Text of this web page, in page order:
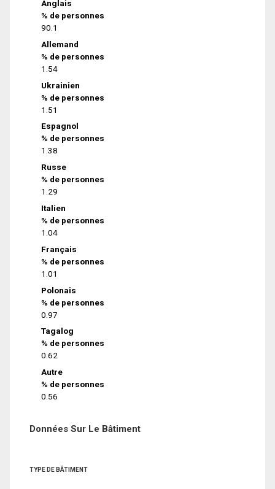
Anglais
% de personnes
90.1
Allemand
% de personnes
1.54
Ukrainien
% de personnes
1.51
Espagnol
% de personnes
1.38
Russe
% de personnes
1.29
Italien
% de personnes
1.04
Français
% de personnes
1.01
Polonais
% de personnes
0.97
Tagalog
% de personnes
0.62
Autre
% de personnes
0.56
Données Sur Le Bâtiment
TYPE DE BÂTIMENT